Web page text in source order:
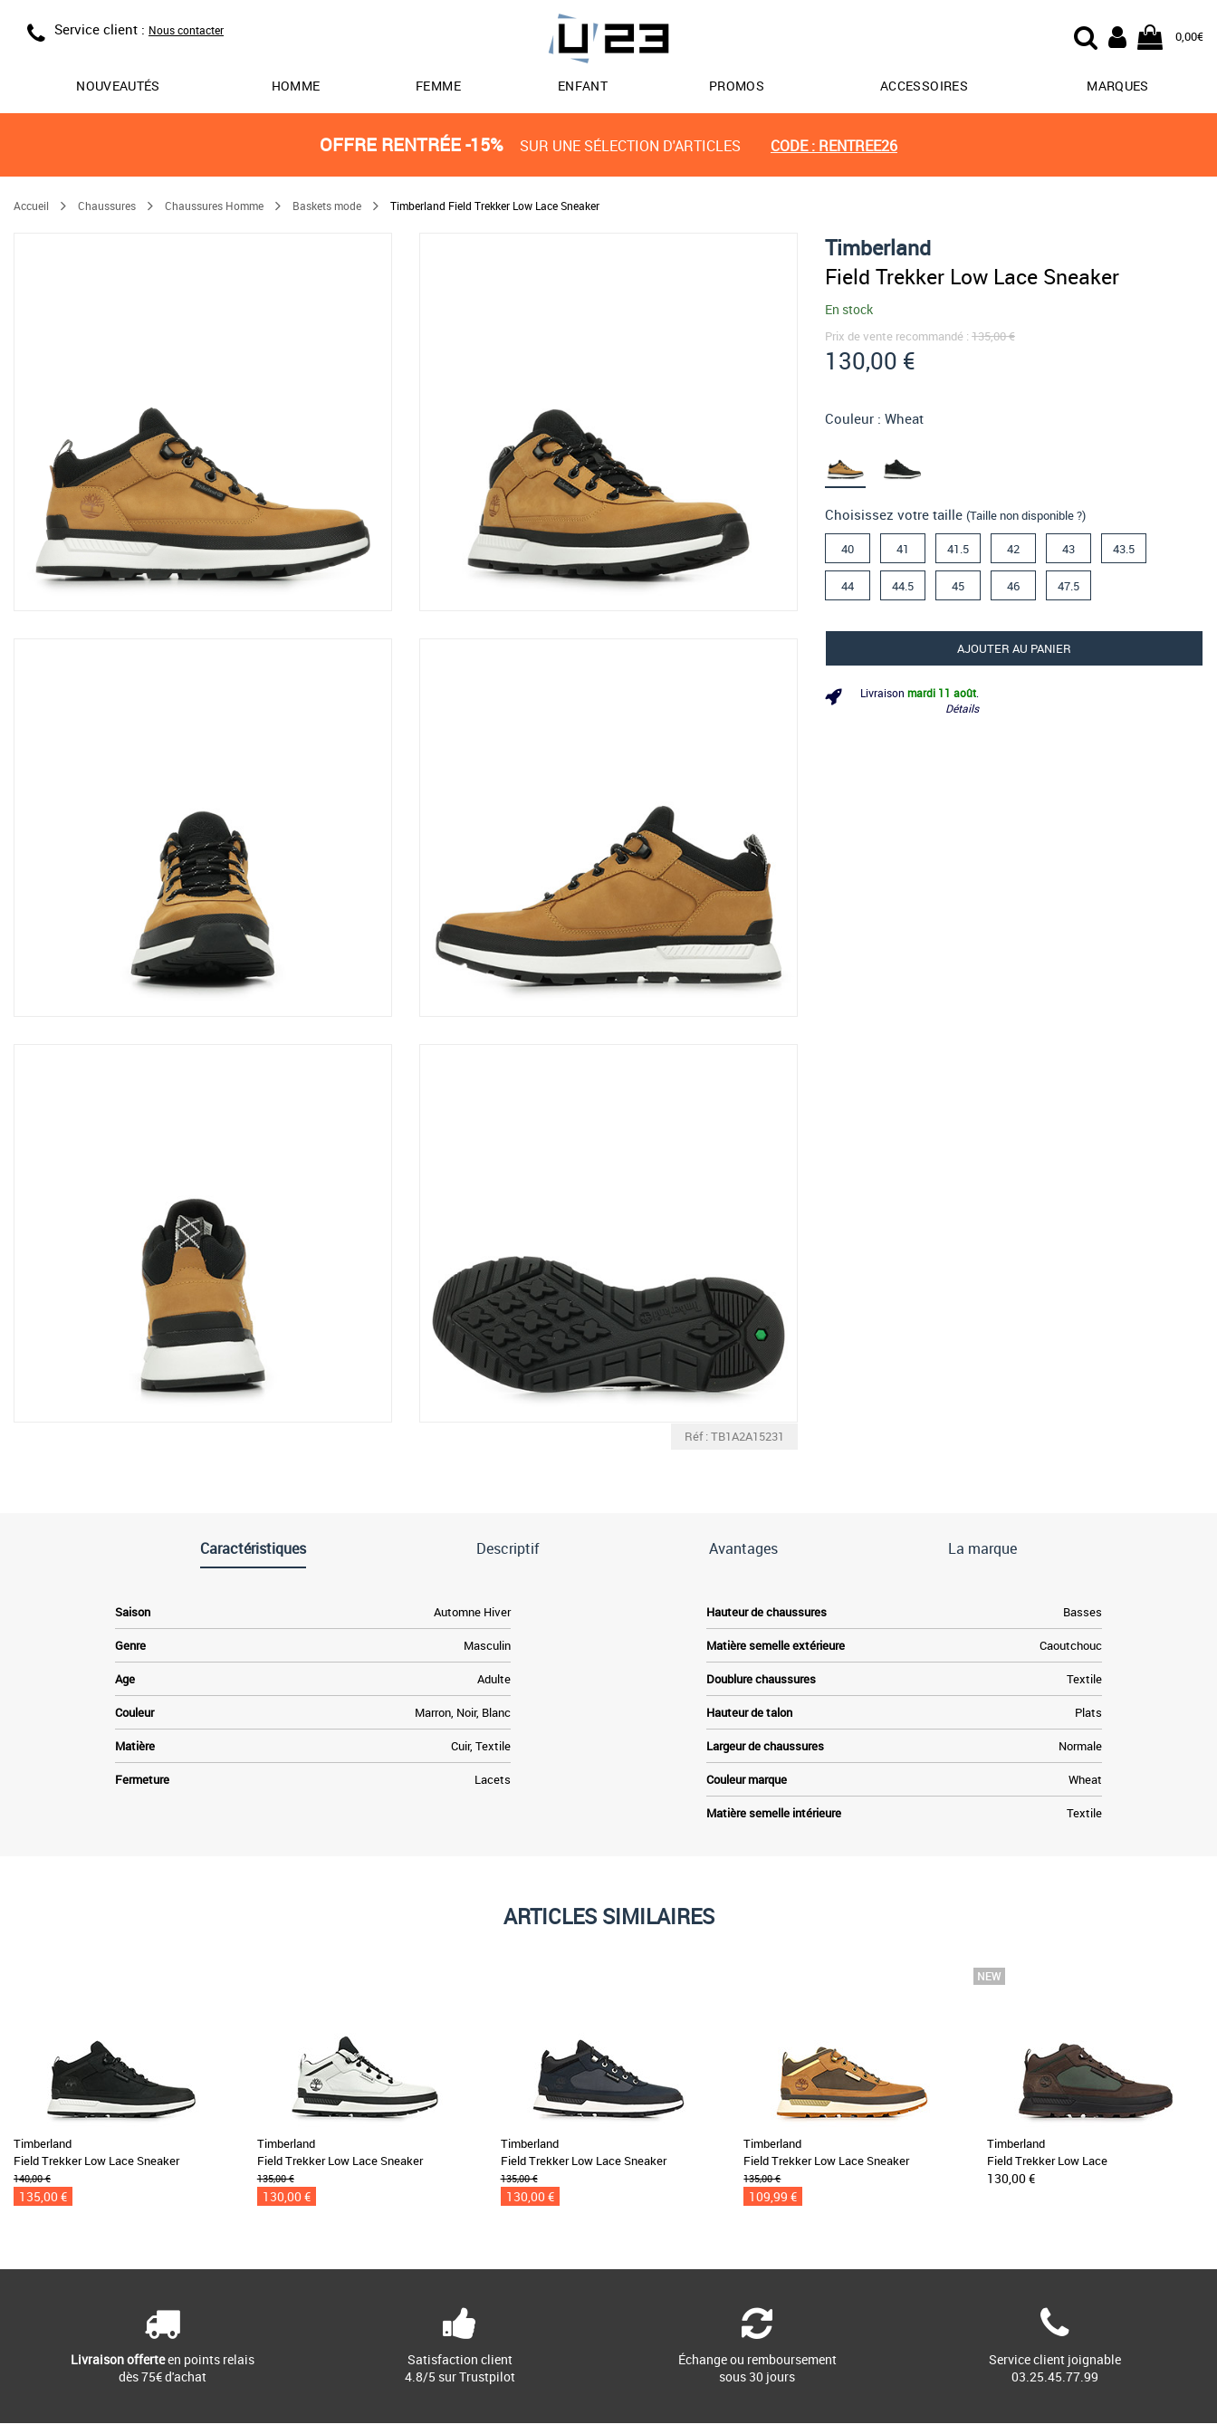
Service client : Nous contacter 0,00€
NOUVEAUTÉS HOMME FEMME ENFANT PROMOS ACCESSOIRES MARQUES
OFFRE RENTRÉE -15% SUR UNE SÉLECTION D'ARTICLES CODE : RENTREE26
Accueil Chaussures Chaussures Homme Baskets mode Timberland Field Trekker Low Lace Sneaker
Réf : TB1A2A15231
Timberland
Field Trekker Low Lace Sneaker
En stock
Prix de vente recommandé : 135,00 €
130,00 €
Couleur : Wheat
Choisissez votre taille (Taille non disponible ?)
40 41 41.5 42 43 43.5
44 44.5 45 46 47.5
AJOUTER AU PANIER
Livraison mardi 11 août
Détails
Caractéristiques Descriptif Avantages La marque
Saison Automne Hiver
Genre Masculin
Age Adulte
Couleur Marron, Noir, Blanc
Matière Cuir, Textile
Fermeture Lacets
Hauteur de chaussures Basses
Matière semelle extérieure Caoutchouc
Doublure chaussures Textile
Hauteur de talon Plats
Largeur de chaussures Normale
Couleur marque Wheat
Matière semelle intérieure Textile
ARTICLES SIMILAIRES
Timberland
Field Trekker Low Lace Sneaker
140,00 €
135,00 €
Timberland
Field Trekker Low Lace Sneaker
135,00 €
130,00 €
Timberland
Field Trekker Low Lace Sneaker
135,00 €
130,00 €
Timberland
Field Trekker Low Lace Sneaker
135,00 €
109,99 €
Timberland
Field Trekker Low Lace
130,00 €
Livraison offerteen points relais
dès 75€ d'achat
Satisfaction client
4.8/5 sur Trustpilot
Échange ou remboursement
sous 30 jours
Service client joignable
03.25.45.77.99